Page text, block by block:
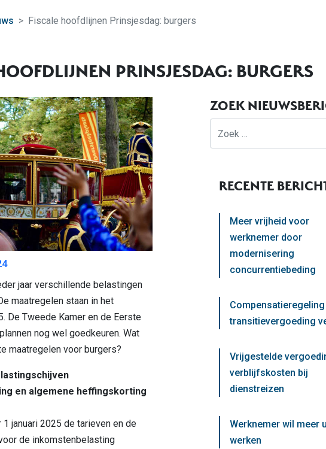
Fiscale hoofdlijnen Prinsjesdag: burgers
PRINSJESDAG: BURGERS
jaar verschillende belastingen
maatregelen staan in het
De Tweede Kamer en de Eerste
nog wel goedkeuren. Wat
maatregelen voor burgers?
en algemene heffingskorting
januari 2025 de tarieven en de
de inkomstenbelasting
ZOEK
RECENTE
Meer vrijheid voor
werknemer door
modernisering
concurrentiebeding
Compensatieregeling
transitievergoeding
Vrijgestelde
verblijfskosten bij
dienstreizen
Werknemer wil meer
werken